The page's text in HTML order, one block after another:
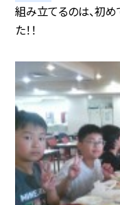
組み立てるのは、初
た！！